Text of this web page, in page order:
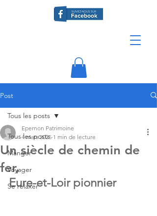
Post
Tous les posts
Manger
Voyager
Se relaxer
Tous les posts
Un siècle de chemin de
fer,
Epernon Patrimoine
4 mars 2025 1 min de lecture
Eure-et-Loir pionnier